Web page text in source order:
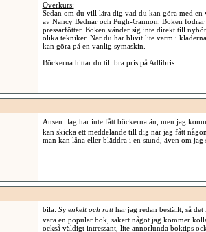
Överkurs:
Sedan om du vill lära dig vad du kan göra med
av Nancy Bednar och Pugh-Gannon. Boken
pressarfötter. Boken vänder sig inte direkt till
olika tekniker. När du har blivit lite varm i
kan göra på en vanlig symaskin.
Böckerna hittar du till bra pris på Adlibris.
Ansen: Jag har inte fått böckerna än, men jag
kan skicka ett meddelande till dig när jag fått
man kan låna eller bläddra i en stund, även om
bila: Sy enkelt och rätthar jag redan beställt, så
vara en populär bok, säkert något jag kommer
också väldigt intressant, lite annorlunda boktips